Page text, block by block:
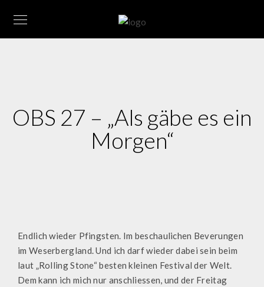
OBS 27 – „Als gäbe es ein
Morgen“
Endlich wieder Pfingsten. Im beschaulichen Beverungen
im Weserbergland. Und ich darf wieder dabei sein beim
laut „Rolling Stone“ besten kleinen Festival der Welt.
Dem kann ich mich nur anschliessen, und der Freitag